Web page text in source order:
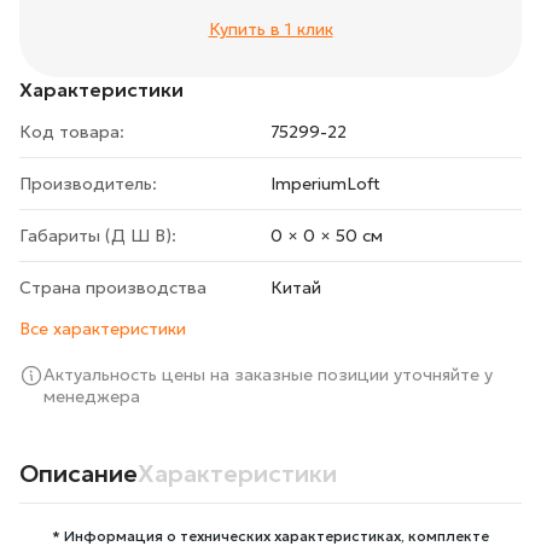
Характеристики
Код товара: 75299-22
Производитель: ImperiumLoft
Габариты (Д Ш В): 0 × 0 × 50 cм
Страна производства
Китай
Все характеристики
Актуальность цены на заказные позиции уточняйте у
менеджера
Купить в 1 клик
ОписаниеХарактеристики
* Информация о технических характеристиках, комплекте